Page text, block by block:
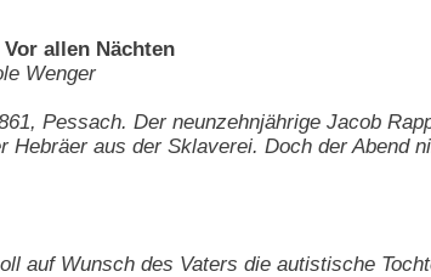
Vor allen Nächten
Wenger
Pessach. Der neunzehnjährige Jacob
Hebräer aus der Sklaverei. Doch der Abend
auf Wunsch des Vaters die autistische